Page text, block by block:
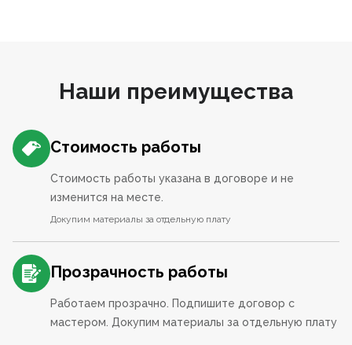
Наши преимущества
Стоимость работы
Стоимость работы указана в договоре и не
изменится на месте.
Докупим материалы за отдельную плату
Прозрачность работы
Работаем прозрачно. Подпишите договор с
мастером. Докупим материалы за отдельную плату